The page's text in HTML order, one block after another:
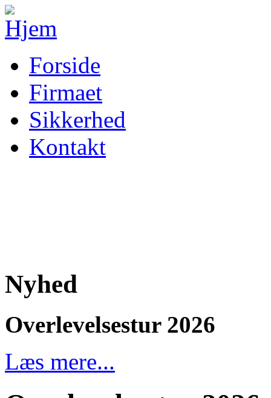
Forside
Firmaet
Sikkerhed
Kontakt
Nyhed
Overlevelsestur 2026
Læs mere...